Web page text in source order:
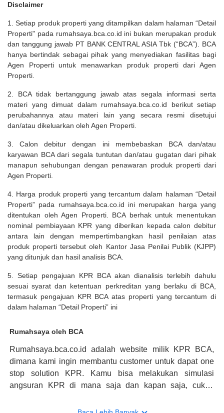
Disclaimer
1. Setiap produk properti yang ditampilkan dalam halaman “Detail
Properti" pada rumahsaya.bca.co.id ini bukan merupakan produk
dan tanggung jawab PT BANK CENTRAL ASIA Tbk (“BCA”). BCA
hanya bertindak sebagai pihak yang menyediakan fasilitas bagi
Agen Properti untuk menawarkan produk properti dari Agen
Properti.
2. BCA tidak bertanggung jawab atas segala informasi serta
materi yang dimuat dalam rumahsaya.bca.co.id berikut setiap
perubahannya atau materi lain yang secara resmi disetujui
dan/atau dikeluarkan oleh Agen Properti.
3. Calon debitur dengan ini membebaskan BCA dan/atau
karyawan BCA dari segala tuntutan dan/atau gugatan dari pihak
manapun sehubungan dengan penawaran produk properti dari
Agen Properti.
4. Harga produk properti yang tercantum dalam halaman “Detail
Properti” pada rumahsaya.bca.co.id ini merupakan harga yang
ditentukan oleh Agen Properti. BCA berhak untuk menentukan
nominal pembiayaan KPR yang diberikan kepada calon debitur
antara lain dengan mempertimbangkan hasil penilaian atas
produk properti tersebut oleh Kantor Jasa Penilai Publik (KJPP)
yang ditunjuk dan hasil analisis BCA.
5. Setiap pengajuan KPR BCA akan dianalisis terlebih dahulu
sesuai syarat dan ketentuan perkreditan yang berlaku di BCA,
termasuk pengajuan KPR BCA atas properti yang tercantum di
dalam halaman “Detail Properti” ini
Rumahsaya oleh BCA
Rumahsaya.bca.co.id adalah website milik KPR BCA,
dimana kami ingin membantu customer untuk dapat one
stop solution KPR. Kamu bisa melakukan simulasi
angsuran KPR di mana saja dan kapan saja, cukup
konsultasi mengenai KPR, maka ada layanan live chat